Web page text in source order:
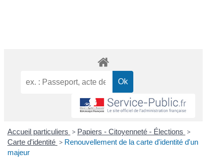
Accueil particuliers > Papiers - Citoyenneté - Élections >
Carte d'identité > Renouvellement de la carte d'identité d'un
majeur